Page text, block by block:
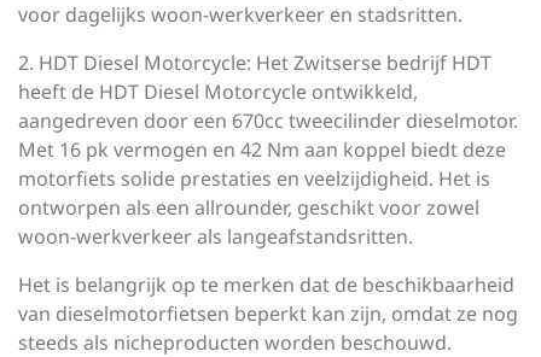
voor dagelijks woon-werkverkeer en stadsritten.
2. HDT Diesel Motorcycle: Het Zwitserse bedrijf HDT
heeft de HDT Diesel Motorcycle ontwikkeld,
aangedreven door een 670cc tweecilinder dieselmotor.
Met 16 pk vermogen en 42 Nm aan koppel biedt deze
motorfiets solide prestaties en veelzijdigheid. Het is
ontworpen als een allrounder, geschikt voor zowel
woon-werkverkeer als langeafstandsritten.
Het is belangrijk op te merken dat de beschikbaarheid
van dieselmotorfietsen beperkt kan zijn, omdat ze nog
steeds als nicheproducten worden beschouwd.